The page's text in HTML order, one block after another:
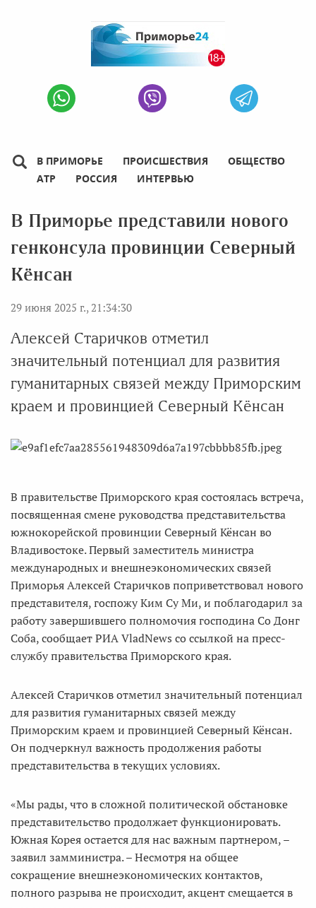
В ПРИМОРЬЕ ПРОИСШЕСТВИЯ
ОБЩЕСТВО
АТР
РОССИЯ ИНТЕРВЬЮ
В Приморье представили нового
генконсула провинции Северный
Кёнсан
29 июня 2025 г., 21:34:30
Алексей Старичков отметил
значительный потенциал для развития
гуманитарных связей между Приморским
краем и провинцией Северный Кёнсан
В правительстве Приморского края состоялась встреча,
посвященная смене руководства представительства
южнокорейской провинции Северный Кёнсан во
Владивостоке. Первый заместитель министра
международных и внешнеэкономических связей
Приморья Алексей Старичков поприветствовал нового
представителя, госпожу Ким Су Ми, и поблагодарил за
работу завершившего полномочия господина Со Донг
Соба, сообщает РИА VladNews со ссылкой на пресс-
службу правительства Приморского края.
Алексей Старичков отметил значительный потенциал
для развития гуманитарных связей между
Приморским краем и провинцией Северный Кёнсан.
Он подчеркнул важность продолжения работы
представительства в текущих условиях.
«Мы рады, что в сложной политической обстановке
представительство продолжает функционировать.
Южная Корея остается для нас важным партнером, –
заявил замминистра. – Несмотря на общее
сокращение внешнеэкономических контактов,
полного разрыва не происходит, акцент смещается в